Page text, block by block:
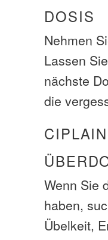
DOSIS
Nehmen
Lassen
nächste
die
Wenn Sie
haben,
Übelkeit,